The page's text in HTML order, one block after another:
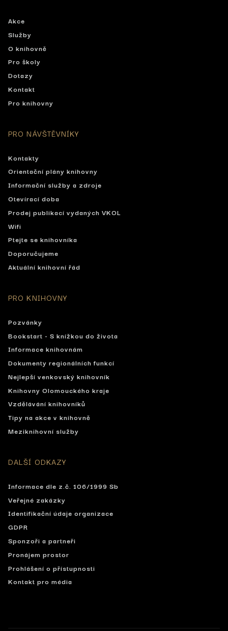
Akce
Služby
O knihovně
Pro školy
Dotazy
Kontakt
Pro knihovny
PRO NÁVŠTĚVNÍKY
Kontakty
Orientační plány knihovny
Informační služby a zdroje
Otevírací doba
Prodej publikací vydaných VKOL
Wifi
Ptejte se knihovníka
Doporučujeme
Aktuální knihovní řád
PRO KNIHOVNY
Pozvánky
Bookstart - S knížkou do života
Informace knihovnám
Dokumenty regionálních funkcí
Nejlepší venkovský knihovník
Knihovny Olomouckého kraje
Vzdělávání knihovníků
Tipy na akce v knihovně
Meziknihovní služby
DALŠÍ ODKAZY
Informace dle z.č. 106/1999 Sb
Veřejné zakázky
Identifikační údaje organizace
GDPR
Sponzoři a partneři
Pronájem prostor
Prohlášení o přístupnosti
Kontakt pro média